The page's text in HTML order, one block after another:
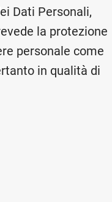
Dati Personali,
la protezione
personale come
in qualità di